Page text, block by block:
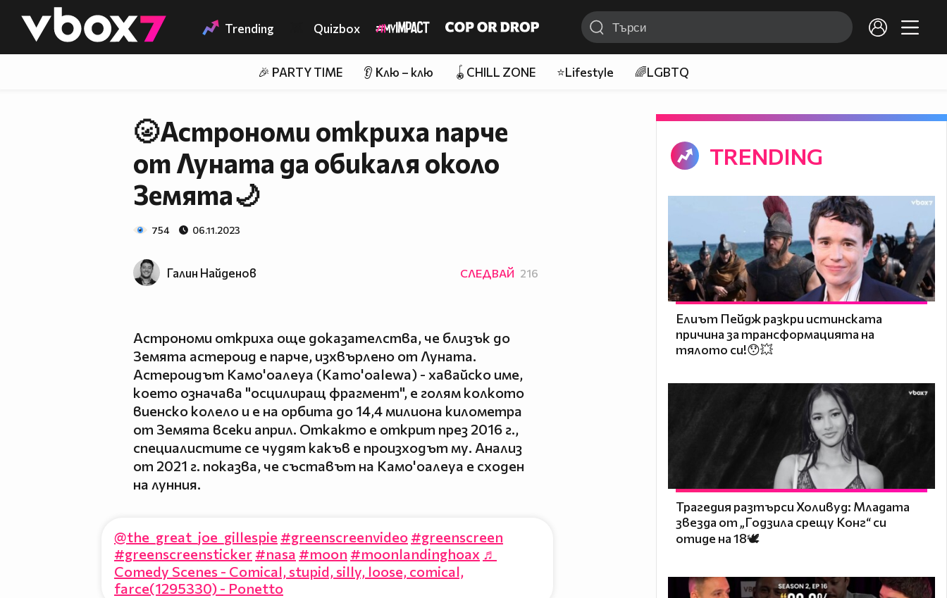
👾 Trending Quizbox
🎉 PARTY TIME 👂 Клю – клю 🪀CHILL ZONE ⭐Lifestyle 🌈LGBTQ
🌝Астрономи откриха парче
от Луната да обикаля около
Земята🌙
754 06.11.2023
Галин Найденов СЛЕДВАЙ 216
Астрономи откриха още доказателства, че близък до
Земята астероид е парче, изхвърлено от Луната.
Астероидът Камо'оалеуа (Kamo'oalewa) - хавайско име,
което означава "осцилиращ фрагмент", е голям колкото
виенско колело и е на орбита до 14,4 милиона километра
от Земята всеки април. Откакто е открит през 2016 г.,
специалистите се чудят какъв е произходът му. Анализ
от 2021 г. показва, че съставът на Камо'оалеуа е сходен
на лунния.
@the_great_joe_gillespie #greenscreenvideo #greenscreen
#greenscreensticker #nasa #moon #moonlandinghoax ♬
Comedy Scenes - Comical, stupid, silly, loose, comical,
farce(1295330) - Ponetto
TRENDING
Елиът Пейдж разкри истинската
причина за трансформацията на
тялото си!😯💥
Трагедия разтърси Холивуд: Младата
звезда от „Годзила срещу Конг“ си
отиде на 18🕊️